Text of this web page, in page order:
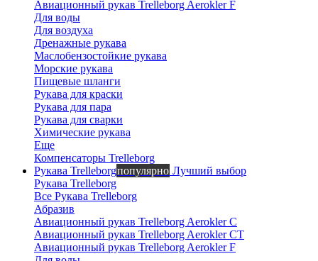
Авиационный рукав Trelleborg Aerokler F
Для воды
Для воздуха
Дренажные рукава
Маслобензостойкие рукава
Морские рукава
Пищевые шланги
Рукава для краски
Рукава для пара
Рукава для сварки
Химические рукава
Еще
Компенсаторы Trelleborg
Рукава Trelleborgпопулярно Лучший выбор
Рукава Trelleborg
Все Рукава Trelleborg
Абразив
Авиационный рукав Trelleborg Aerokler C
Авиационный рукав Trelleborg Aerokler CT
Авиационный рукав Trelleborg Aerokler F
Вероника
онлайн